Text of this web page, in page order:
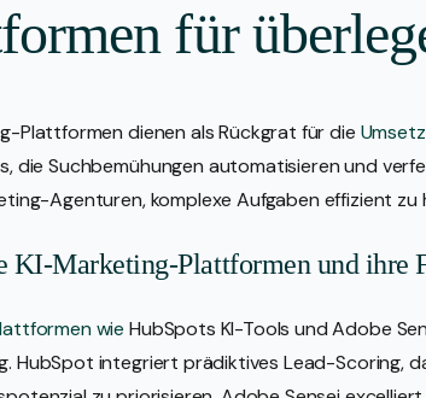
für
Plattformen dienen als Rückgrat für die
die Suchbemühungen automatisieren und
Agenturen, komplexe Aufgaben effizient zu
KI-Marketing-Plattformen und ihre
wie HubSpots KI-Tools und Adobe
HubSpot integriert prädiktives Lead-Scoring,